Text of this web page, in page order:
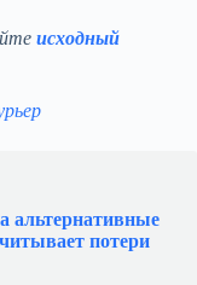
исходный
альтернативные
потери